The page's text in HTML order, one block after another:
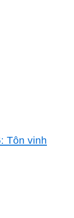
Tôn vinh